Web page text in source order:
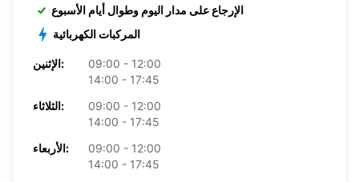
الإرجاع على مدار اليوم وطوال أيام الأسبوع
المركبات الكهربائية
الإثنين:
09:00 - 12:00
14:00 - 17:45
الثلاثاء:
09:00 - 12:00
14:00 - 17:45
الأربعاء:
09:00 - 12:00
14:00 - 17:45